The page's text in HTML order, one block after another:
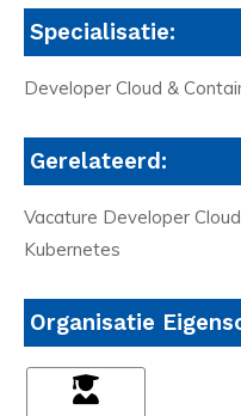
Specialisatie:
Developer Cloud &
Gerelateerd:
Vacature Developer
Kubernetes
Organisatie